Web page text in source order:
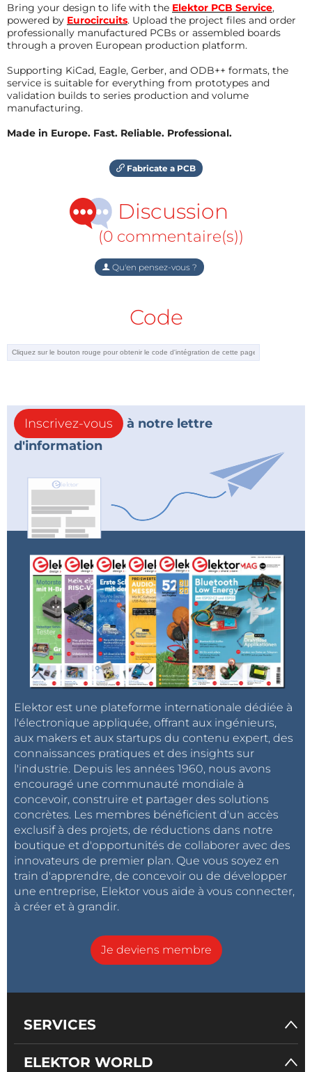
Bring your design to life with the Elektor PCB Service,
powered by Eurocircuits. Upload the project files and order
professionally manufactured PCBs or assembled boards
through a proven European production platform.
Supporting KiCad, Eagle, Gerber, and ODB++ formats, the
service is suitable for everything from prototypes and
validation builds to series production and volume
manufacturing.
Made in Europe. Fast. Reliable. Professional.
Fabricate a PCB
Discussion
(0 commentaire(s))
Qu'en pensez-vous ?
Code
Inscrivez-vous
à notre lettre
d'information
Elektor est une plateforme internationale dédiée à
l'électronique appliquée, offrant aux ingénieurs,
aux makers et aux startups du contenu expert, des
connaissances pratiques et des insights sur
l'industrie. Depuis les années 1960, nous avons
encouragé une communauté mondiale à
concevoir, construire et partager des solutions
concrètes. Les membres bénéficient d'un accès
exclusif à des projets, de réductions dans notre
boutique et d'opportunités de collaborer avec des
innovateurs de premier plan. Que vous soyez en
train d'apprendre, de concevoir ou de développer
une entreprise, Elektor vous aide à vous connecter,
à créer et à grandir.
Je deviens membre
SERVICES
ELEKTOR WORLD